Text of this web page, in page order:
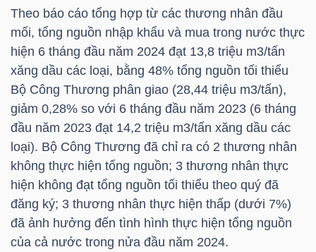
Theo báo cáo tổng hợp từ các thương nhân đầu
mối, tổng nguồn nhập khẩu và mua trong nước thực
hiện 6 tháng đầu năm 2024 đạt 13,8 triệu m3/tấn
xăng dầu các loại, bằng 48% tổng nguồn tối thiểu
Bộ Công Thương phân giao (28,44 triệu m3/tấn),
giảm 0,28% so với 6 tháng đầu năm 2023 (6 tháng
đầu năm 2023 đạt 14,2 triệu m3/tấn xăng dầu các
loại). Bộ Công Thương đã chỉ ra có 2 thương nhân
không thực hiện tổng nguồn; 3 thương nhân thực
hiện không đạt tổng nguồn tối thiểu theo quý đã
đăng ký; 3 thương nhân thực hiện thấp (dưới 7%)
đã ảnh hưởng đến tình hình thực hiện tổng nguồn
của cả nước trong nửa đầu năm 2024.
NGÀNH
NGHIỆP